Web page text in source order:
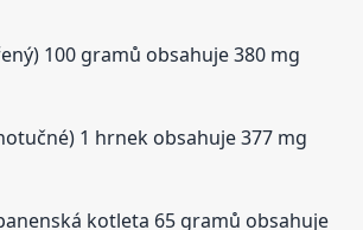
100 gramů obsahuje 380 mg
1 hrnek obsahuje 377 mg
kotleta 65 gramů obsahuje